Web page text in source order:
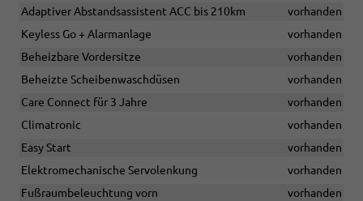
Adaptiver Abstandsassistent ACC bis 210km
vorhanden
Keyless Go + Alarmanlage
vorhanden
Beheizbare Vordersitze
vorhanden
Beheizte Scheibenwaschdüsen
vorhanden
Care Connect für 3 Jahre
vorhanden
Climatronic
vorhanden
Easy Start
vorhanden
Elektromechanische Servolenkung
vorhanden
Fußraumbeleuchtung vorn
vorhanden